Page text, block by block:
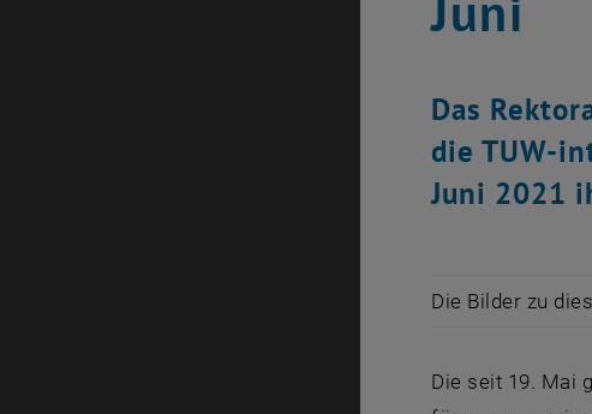
Das
die TUW-
Juni 2021
Die Bilder zu
Die seit 19. Mai